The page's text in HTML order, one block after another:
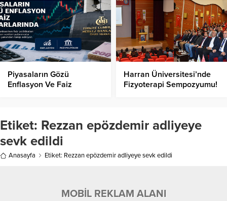
Piyasaların Gözü
Enflasyon Ve Faiz
Harran Üniversitesi’nde
Fizyoterapi Sempozyumu!
Etiket: Rezzan epözdemir adliyeye
sevk edildi
Anasayfa Etiket: Rezzan epözdemir adliyeye sevk edildi
MOBİL REKLAM ALANI